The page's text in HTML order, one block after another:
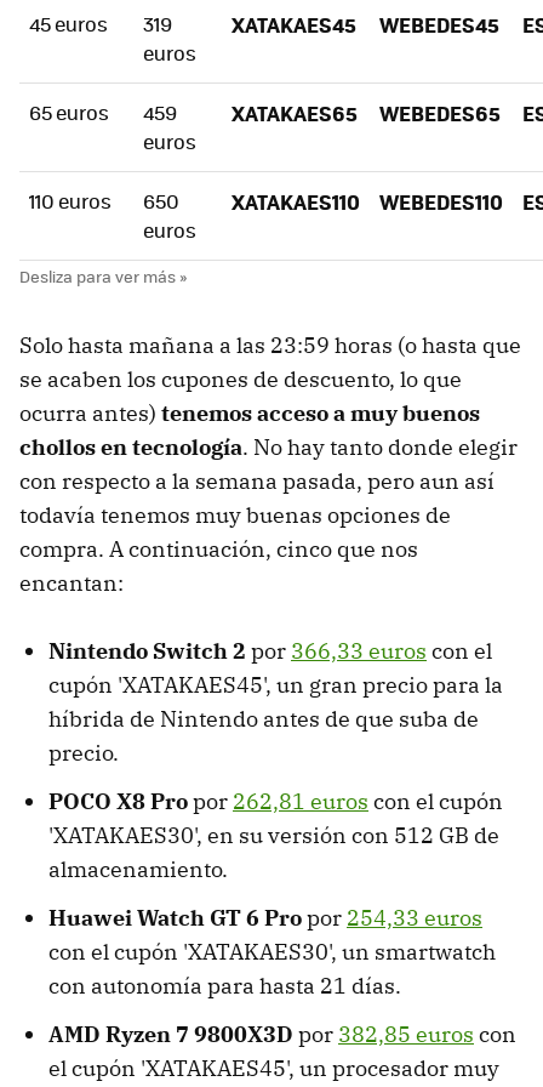
45 euros
319
euros
XATAKAES45 WEBEDES45
65 euros
459
euros
XATAKAES65 WEBEDES65
110 euros
650
euros
XATAKAES110 WEBEDES110
Solo hasta mañana a las 23:59 horas (o hasta que
se acaben los cupones de descuento, lo que
ocurra antes) tenemos acceso a muy buenos
chollos en tecnología. No hay tanto donde elegir
con respecto a la semana pasada, pero aun así
todavía tenemos muy buenas opciones de
compra. A continuación, cinco que nos
encantan:
Nintendo Switch 2 por 366,33 euros con el
cupón 'XATAKAES45', un gran precio para la
híbrida de Nintendo antes de que suba de
precio.
POCO X8 Propor 262,81 euros con el cupón
'XATAKAES30', en su versión con 512 GB de
almacenamiento.
Huawei Watch GT 6 Propor 254,33 euros
con el cupón 'XATAKAES30', un smartwatch
con autonomía para hasta 21 días.
AMD Ryzen 7 9800X3D por 382,85 euros con
el cupón 'XATAKAES45', un procesador muy